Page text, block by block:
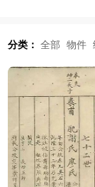
分类： 全部 物件